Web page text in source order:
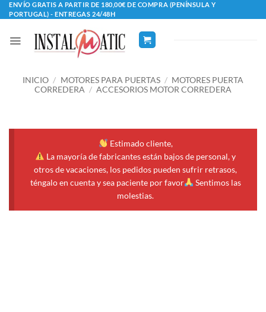
Saltar
al
contenido
ENVÍO GRATIS A PARTIR DE 180,00€ DE COMPRA (PENÍNSULA Y
PORTUGAL) - ENTREGAS 24/48H
INICIO / MOTORES PARA PUERTAS / MOTORES PUERTA
CORREDERA / ACCESORIOS MOTOR CORREDERA
Estimado cliente,
La mayoría de fabricantes están bajos de personal, y
otros de vacaciones, los pedidos pueden sufrir retrasos,
téngalo en cuenta y sea paciente por favor
Sentimos las
molestias.